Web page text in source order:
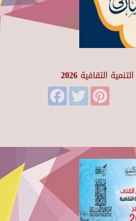
الثقافية 2026
FacebookTwitter